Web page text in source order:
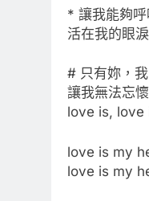
* 讓我能夠
活在我的眼
# 只有妳，
讓我無法忘
love is, love
love is my
love is my